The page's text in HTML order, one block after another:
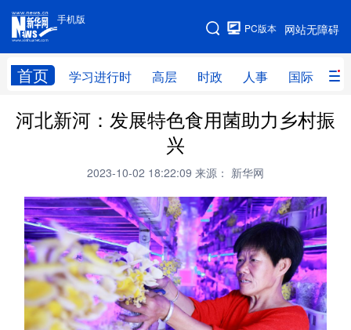
手机版
网站无障碍
PC版本
首页 学习进行时 高层 时政 人事 国际 财
手机版
网站地图
学习进行时 高层 时政 人事
全球连线
科技 科创 量子 体育
文化 书画 健康 军事
访谈 视频 图片 政务
法律 中央文件 金融 汽车
河北新河：发展特色食用菌助力乡村振
兴
2023-10-02 18:22:09 来源： 新华网